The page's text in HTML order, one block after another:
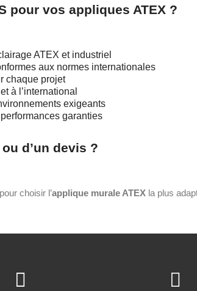
pour vos appliques ATEX ?
ATEX et industriel
aux normes internationales
chaque projet
à l’international
exigeants
garanties
d’un devis ?
pour choisir l’applique murale ATEX la plus